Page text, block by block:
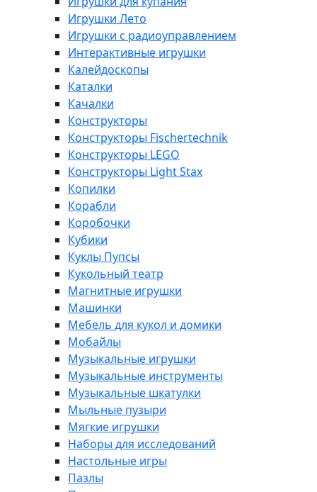
Игрушки Лето
Игрушки с радиоуправлением
Интерактивные игрушки
Калейдоскопы
Каталки
Качалки
Конструкторы
Конструкторы Fisсhertechnik
Конструкторы LEGO
Конструкторы Light Stax
Копилки
Корабли
Коробочки
Кубики
Куклы Пупсы
Кукольный театр
Магнитные игрушки
Машинки
Мебель для кукол и домики
Мобайлы
Музыкальные игрушки
Музыкальные инструменты
Музыкальные шкатулки
Мыльные пузыри
Мягкие игрушки
Наборы для исследований
Настольные игры
Пазлы